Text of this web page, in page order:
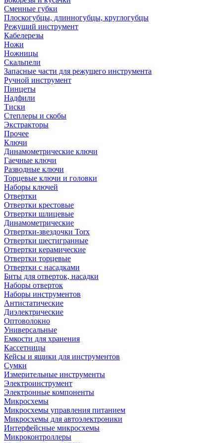
Сменные губки
Плоскогубцы, длинногубцы, круглогубцы
Режущий инструмент
Кабелерезы
Ножи
Ножницы
Скальпели
Запасные части для режущего инструмента
Ручной инструмент
Пинцеты
Надфили
Тиски
Степлеры и скобы
Экстракторы
Прочее
Ключи
Динамометрические ключи
Гаечные ключи
Разводные ключи
Торцевые ключи и головки
Наборы ключей
Отвертки
Отвертки крестовые
Отвертки шлицевые
Динамометрические
Отвертки-звездочки Torx
Отвертки шестигранные
Отвертки керамические
Отвертки торцевые
Отвертки с насадками
Биты для отверток, насадки
Наборы отверток
Наборы инструментов
Антистатические
Диэлектрические
Оптоволокно
Универсальные
Емкости для хранения
Кассетницы
Кейсы и ящики для инструментов
Сумки
Измерительные инструменты
Электроинструмент
Электронные компоненты
Микросхемы
Микросхемы управления питанием
Микросхемы для автоэлектроники
Интерфейсные микросхемы
Микроконтроллеры